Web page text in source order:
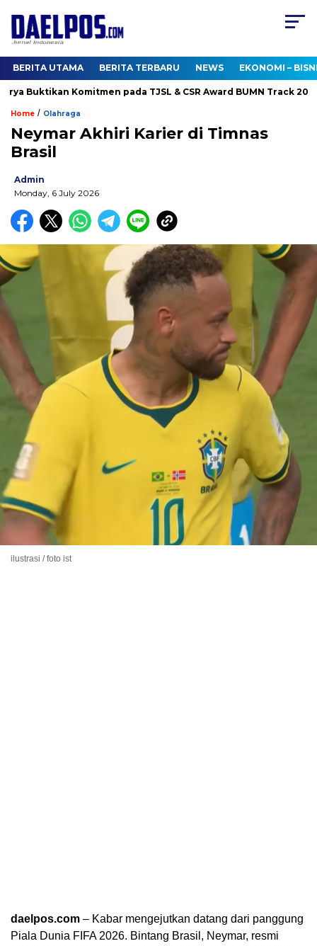
BERITA UTAMA BERITA TERBARU NEWS EKONOMI –
Komitmen pada TJSL & CSR Award BUMN Track 2026
Home / Olahraga
Neymar Akhiri Karier di Timnas
Brasil
Admin
Monday, 6 July 2026
ilustrasi / foto ist
daelpos.com – Kabar mengejutkan datang dari panggung
Piala Dunia FIFA 2026. Bintang Brasil, Neymar, resmi